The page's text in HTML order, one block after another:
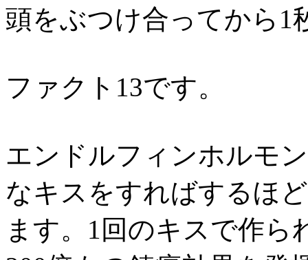
頭をぶつけ合ってから1
ファクト13です。
エンドルフィンホルモ
なキスをすればするほ
ます。1回のキスで作